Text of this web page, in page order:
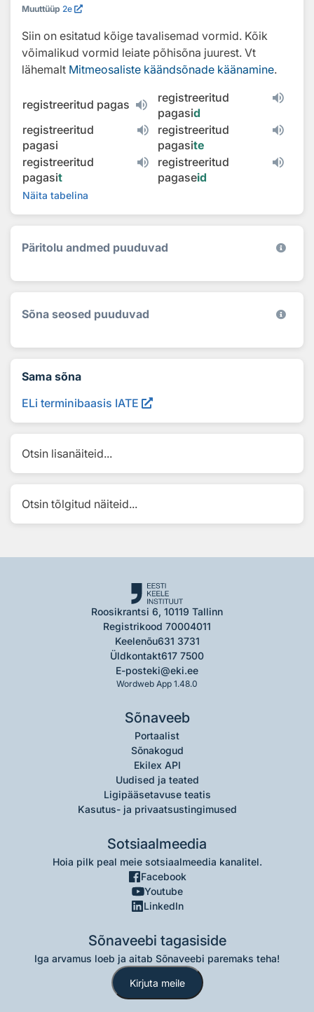
Muuttüüp 2e
Siin on esitatud kõige tavalisemad vormid. Kõik
võimalikud vormid leiate põhisõna juurest. Vt
lähemalt Mitmeosaliste käändsõnade käänamine.
registreeritud pagas
registreeritud
pagasid
registreeritud
pagasi
registreeritud
pagasite
registreeritud
pagasit
registreeritud
pagaseid
Näita tabelina
Päritolu andmed puuduvad
Sõna seosed puuduvad
Sama sõna
ELi terminibaasis IATE
Otsin lisanäiteid...
Otsin tõlgitud näiteid...
Roosikrantsi 6, 10119 Tallinn
Registrikood 70004011
Keelenõu631 3731
Üldkontakt617 7500
E-posteki@eki.ee
Wordweb App 1.48.0
Sõnaveeb
Portaalist
Sõnakogud
Ekilex API
Uudised ja teated
Ligipääsetavuse teatis
Kasutus- ja privaatsustingimused
Sotsiaalmeedia
Hoia pilk peal meie sotsiaalmeedia kanalitel.
Facebook
Youtube
LinkedIn
Sõnaveebi tagasiside
Iga arvamus loeb ja aitab Sõnaveebi paremaks teha!
Kirjuta meile